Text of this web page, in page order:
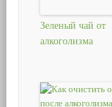
Зеленый чай от
алкоголизма